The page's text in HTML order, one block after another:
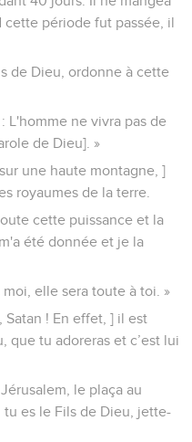
cette période fut passée, il
de Dieu, ordonne à cette
L'homme ne vivra pas de
de Dieu]. »
une haute montagne, ]
royaumes de la terre.
cette puissance et la
été donnée et je la
elle sera toute à toi. »
! En effet, ] il est
que tu adoreras et c’est lui
le plaça au
es le Fils de Dieu, jette-